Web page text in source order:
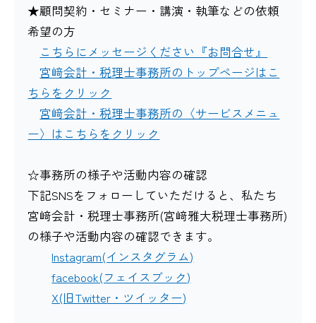
★顧問契約・セミナー・講演・執筆などの依頼
希望の方
こちらにメッセージください『お問合せ』
宮﨑会計・税理士事務所のトップページはこ
ちらをクリック
宮﨑会計・税理士事務所の〈サービスメニュ
ー〉はこちらをクリック
☆事務所の様子や活動内容の確認
下記SNSをフォローしていただけると、私たち
宮﨑会計・税理士事務所(宮﨑雅大税理士事務所)
の様子や活動内容の確認できます。
Instagram(インスタグラム)
facebook(フェイスブック)
X(旧Twitter・ツイッター)